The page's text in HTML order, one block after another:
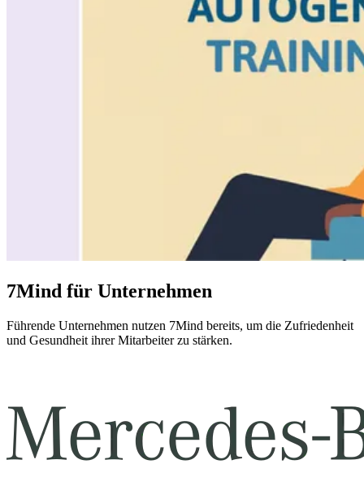
7Mind für Unternehmen
Führende Unternehmen nutzen 7Mind bereits, um die Zufriedenheit
und Gesundheit ihrer Mitarbeiter zu stärken.